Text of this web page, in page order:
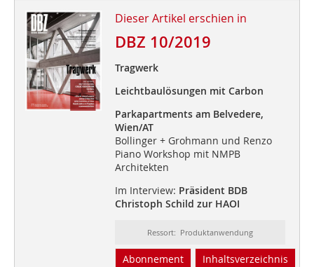
Dieser Artikel erschien in
DBZ 10/2019
Tragwerk
Leichtbaulösungen mit Carbon
Parkapartments am Belvedere,
Wien/AT
Bollinger + Grohmann und Renzo
Piano Workshop mit NMPB
Architekten
Im Interview: Präsident BDB
Christoph Schild zur HAOI
Ressort: Produktanwendung
Abonnement Inhaltsverzeichnis